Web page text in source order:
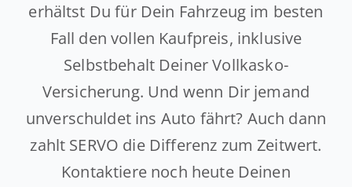
erhältst Du für Dein Fahrzeug im besten
Fall den vollen Kaufpreis, inklusive
Selbstbehalt Deiner Vollkasko-
Versicherung. Und wenn Dir jemand
unverschuldet ins Auto fährt? Auch dann
zahlt SERVO die Differenz zum Zeitwert.
Kontaktiere noch heute Deinen